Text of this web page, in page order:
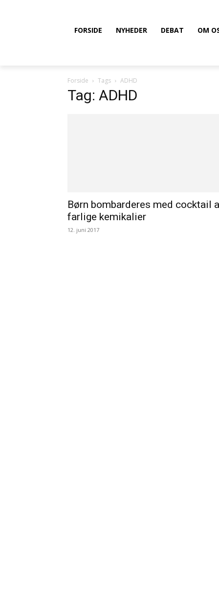
FORSIDE NYHEDER DEBAT OM
Forside Tags ADHD
Tag: ADHD
Børn bombarderes med cocktail
farlige kemikalier
12. juni 2017